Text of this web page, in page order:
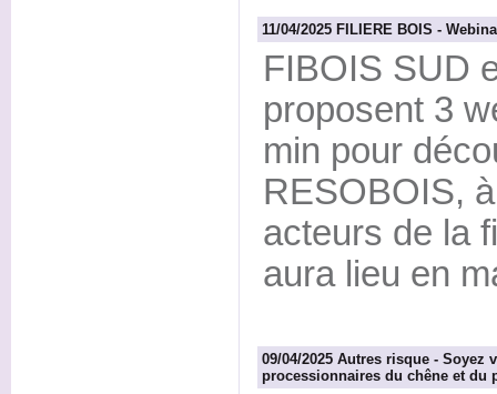
11/04/2025 FILIERE BOIS -
FIBOIS SUD
proposent 3
min pour
RESOBOIS,
acteurs de la
aura lieu en
09/04/2025 Autres risque -
processionnaires du chêne et du